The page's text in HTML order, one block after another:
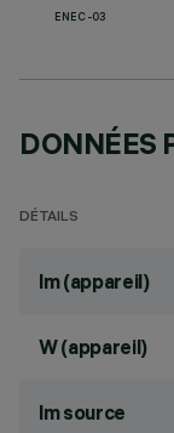
ENEC-03
DONNÉES
DÉTAILS
lm (appareil)
W (appareil)
lm source